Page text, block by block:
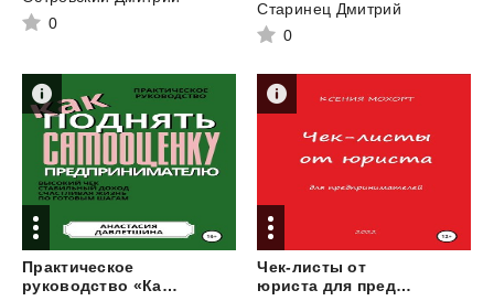
0
Старинец Дмитрий
0
Практическое
руководство «Как поднять самооценку предпринимателю»
Чек-листы от
юриста для предпринимателей